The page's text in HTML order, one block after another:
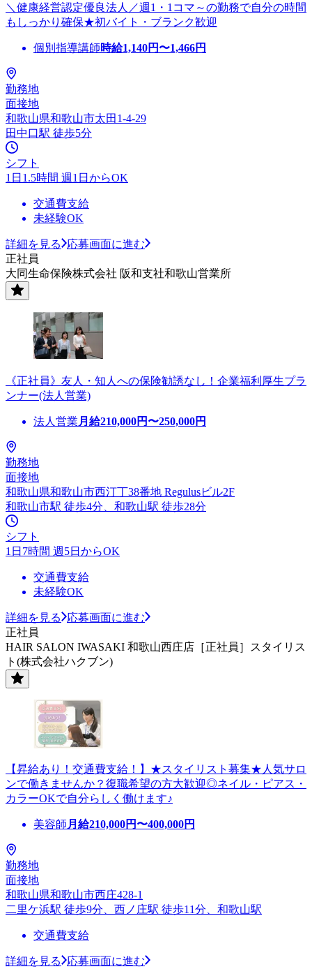
＼健康経営認定優良法人／週1・1コマ～の勤務で自分の時間
もしっかり確保★初バイト・ブランク歓迎
個別指導講師時給1,140円〜1,466円
勤務地
面接地
和歌山県和歌山市太田1-4-29
田中口駅 徒歩5分
シフト
1日1.5時間 週1日からOK
交通費支給
未経験OK
詳細を見る
応募画面に進む
正社員
大同生命保険株式会社 阪和支社和歌山営業所
《正社員》友人・知人への保険勧誘なし！企業福利厚生プラ
ンナー(法人営業)
法人営業 月給210,000円〜250,000円
勤務地
面接地
和歌山県和歌山市西汀丁38番地 Regulusビル2F
和歌山市駅 徒歩4分、和歌山駅 徒歩28分
シフト
1日7時間 週5日からOK
交通費支給
未経験OK
詳細を見る
応募画面に進む
正社員
HAIR SALON IWASAKI 和歌山西庄店［正社員］スタイリス
ト(株式会社ハクブン)
【昇給あり！交通費支給！】★スタイリスト募集★人気サロ
ンで働きませんか？復職希望の方大歓迎◎ネイル・ピアス・
カラーOKで自分らしく働けます♪
美容師 月給210,000円〜400,000円
勤務地
面接地
和歌山県和歌山市西庄428-1
二里ケ浜駅 徒歩9分、西ノ庄駅 徒歩11分、和歌山駅
交通費支給
詳細を見る 応募画面に進む